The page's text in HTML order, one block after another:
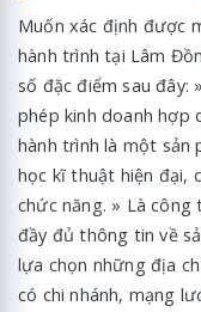
Muốn xác định được
hành trình tại Lâm
số đặc điểm sau đây:
phép kinh doanh hợp
hành trình là một sản
học kĩ thuật hiện đại,
chức năng. » Là
đầy đủ thông tin về
lựa chọn những địa
có chi nhánh, mạng